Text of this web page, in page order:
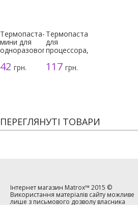
Термопаста-
мини для
одноразового
42 грн.
Термопаста
для
процессора,
117грн.
ПЕРЕГЛЯНУТІ ТОВАРИ
Інтернет магазин Matrox™ 2015 ©
Використання матеріалів сайту можливе
лише з письмового дозволу власника